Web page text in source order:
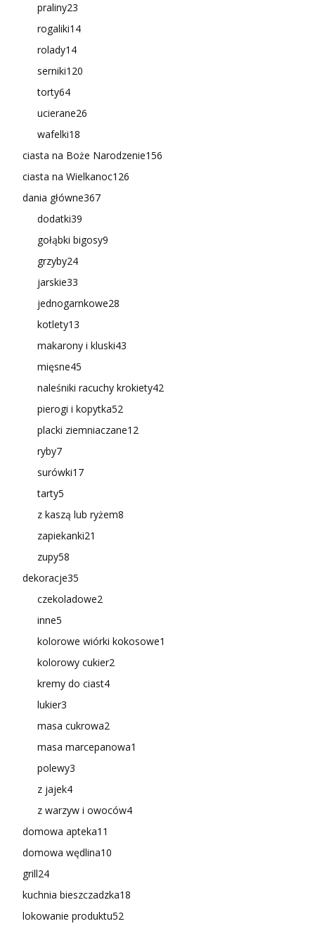
praliny23
rogaliki14
rolady14
serniki120
torty64
ucierane26
wafelki18
ciasta na Boże Narodzenie156
ciasta na Wielkanoc126
dania główne367
dodatki39
gołąbki bigosy9
grzyby24
jarskie33
jednogarnkowe28
kotlety13
makarony i kluski43
mięsne45
naleśniki racuchy krokiety42
pierogi i kopytka52
placki ziemniaczane12
ryby7
surówki17
tarty5
z kaszą lub ryżem8
zapiekanki21
zupy58
dekoracje35
czekoladowe2
inne5
kolorowe wiórki kokosowe1
kolorowy cukier2
kremy do ciast4
lukier3
masa cukrowa2
masa marcepanowa1
polewy3
z jajek4
z warzyw i owoców4
domowa apteka11
domowa wędlina10
grill24
kuchnia bieszczadzka18
lokowanie produktu52